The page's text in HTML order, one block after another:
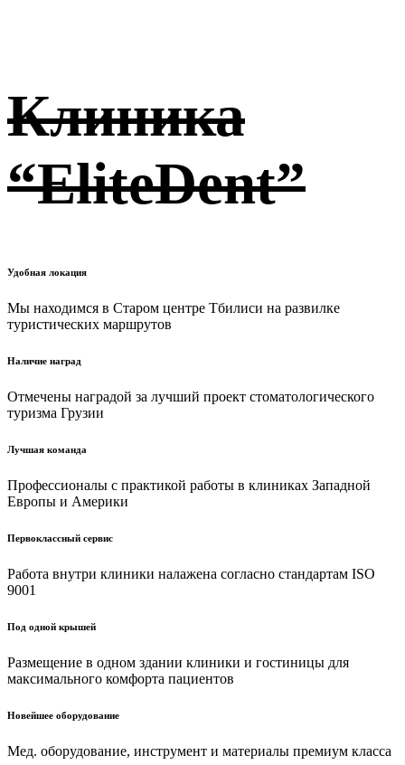
Клиника
“EliteDent”
Удобная локация
Мы находимся в Старом центре Тбилиси на развилке
туристических маршрутов
Наличие наград
Отмечены наградой за лучший проект стоматологического
туризма Грузии
Лучшая команда
Профессионалы с практикой работы в клиниках Западной
Европы и Америки
Первоклассный сервис
Работа внутри клиники налажена согласно стандартам ISO
9001
Под одной крышей
Размещение в одном здании клиники и гостиницы для
максимального комфорта пациентов
Новейшее оборудование
Мед. оборудование, инструмент и материалы премиум класса